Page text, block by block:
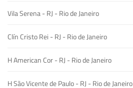
Vila Serena - RJ - Rio de Janeiro
Clín Cristo Rei - RJ - Rio de Janeiro
H American Cor - RJ - Rio de Janeiro
H São Vicente de Paulo - RJ - Rio de Janeiro